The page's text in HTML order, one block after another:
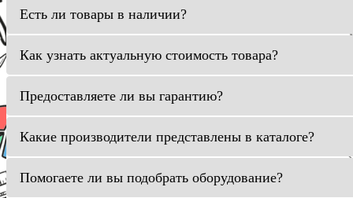
Есть ли товары в наличии?
Как узнать актуальную стоимость товара?
Предоставляете ли вы гарантию?
Какие производители представлены в каталоге?
Помогаете ли вы подобрать оборудование?